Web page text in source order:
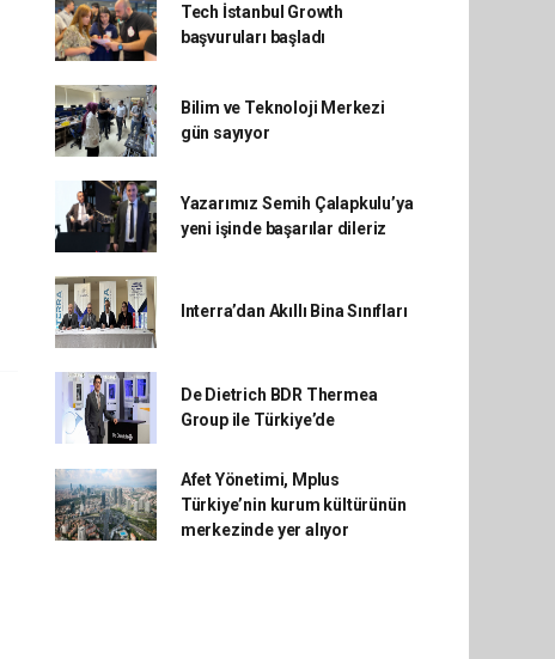
Tech İstanbul Growth
başvuruları başladı
Bilim ve Teknoloji Merkezi
gün sayıyor
Yazarımız Semih Çalapkulu’ya
yeni işinde başarılar dileriz
Interra’dan Akıllı Bina Sınıfları
De Dietrich BDR Thermea
Group ile Türkiye’de
Afet Yönetimi, Mplus
Türkiye’nin kurum kültürünün
merkezinde yer alıyor